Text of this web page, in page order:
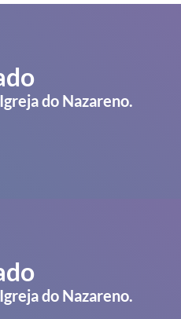
do Nazareno.
do Nazareno.